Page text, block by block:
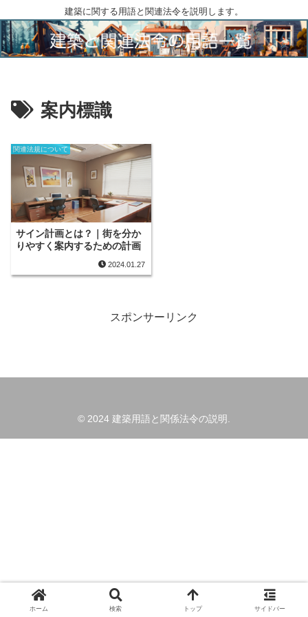
建築に関する用語と関連法令を説明します。
案内標識
関連法規について
サイン計画とは？｜街を分か
りやすく案内するための計画
2024.01.27
スポンサーリンク
© 2024 建築用語と関係法令の説明.
ホーム 検索 トップ サイドバー